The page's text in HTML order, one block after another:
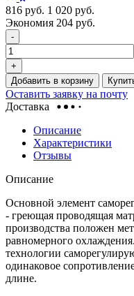
816 руб. 1 020 руб.
Экономия 204 руб.
-
+
Добавить в корзину
Оставить заявку на почту
Доставка
Описание
Характеристики
Отзывы
Описание
Основной элемент
- греющая проводящая
производства положен
равномерного
технологии
одинаковое
длине.